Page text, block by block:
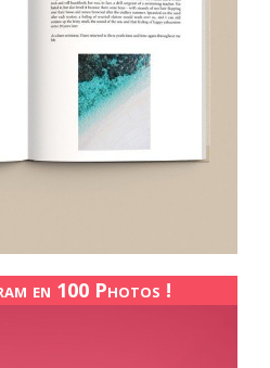
en 100 Photos !